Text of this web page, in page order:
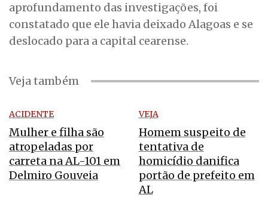
aprofundamento das investigações, foi
constatado que ele havia deixado Alagoas e se
deslocado para a capital cearense.
Veja também
ACIDENTE
Mulher e filha são
atropeladas por
carreta na AL-101 em
Delmiro Gouveia
VEJA
Homem suspeito de
tentativa de
homicídio danifica
portão de prefeito em
AL